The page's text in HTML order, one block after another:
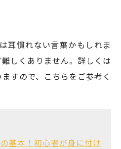
耳慣れない言葉かもしれま
しくありません。詳しくは
すので、こちらをご参考く
基本！初心者が身に付け